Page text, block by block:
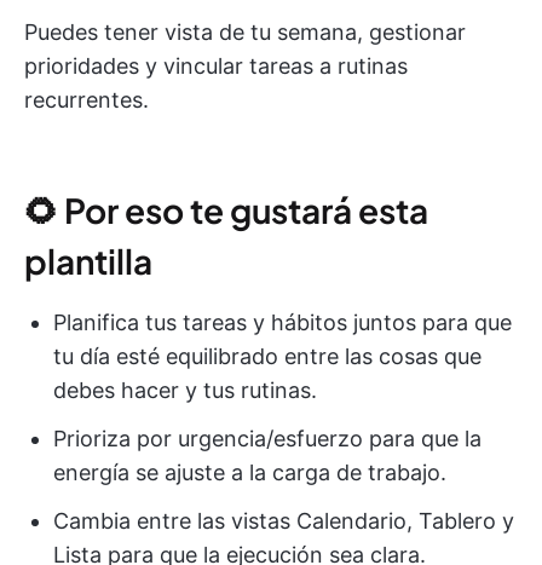
Puedes tener vista de tu semana, gestionar
prioridades y vincular tareas a rutinas
recurrentes.
🌻 Por eso te gustará esta
plantilla
Planifica tus tareas y hábitos juntos para que
tu día esté equilibrado entre las cosas que
debes hacer y tus rutinas.
Prioriza por urgencia/esfuerzo para que la
energía se ajuste a la carga de trabajo.
Cambia entre las vistas Calendario, Tablero y
Lista para que la ejecución sea clara.